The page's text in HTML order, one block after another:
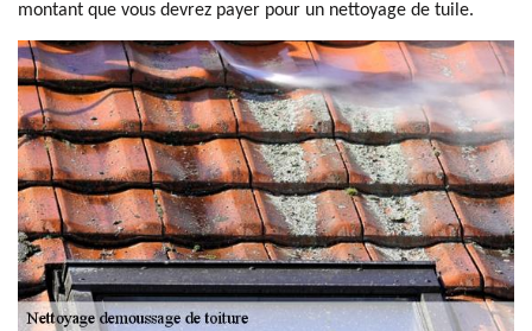
montant que vous devrez payer pour un nettoyage de tuile.